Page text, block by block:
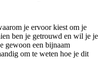
je ervoor kiest om je
ben je getrouwd en wil je je
gewoon een bijnaam
om te weten hoe je dit